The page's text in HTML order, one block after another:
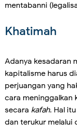
mentabanni
Khatimah
Adanya kesadaran
kapitalisme harus
perjuangan yang
cara meninggalkan
secara kafah. Hal
dan terukur melalui